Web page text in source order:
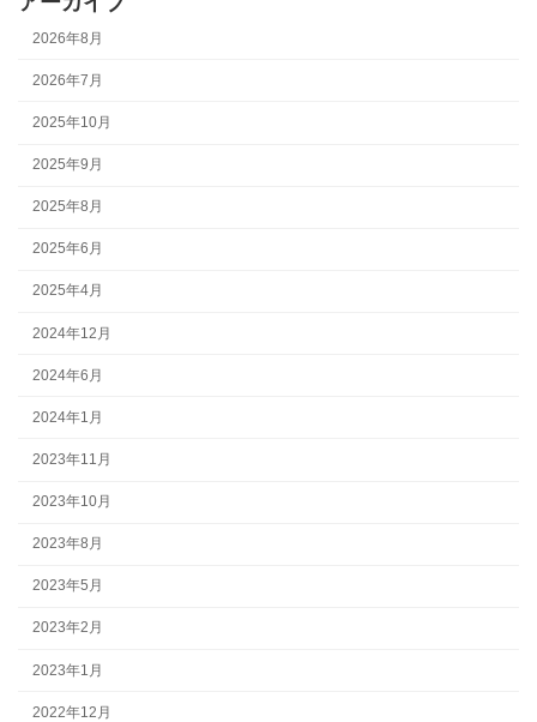
2026年8月
2026年7月
2025年10月
2025年9月
2025年8月
2025年6月
2025年4月
2024年12月
2024年6月
2024年1月
2023年11月
2023年10月
2023年8月
2023年5月
2023年2月
2023年1月
2022年12月